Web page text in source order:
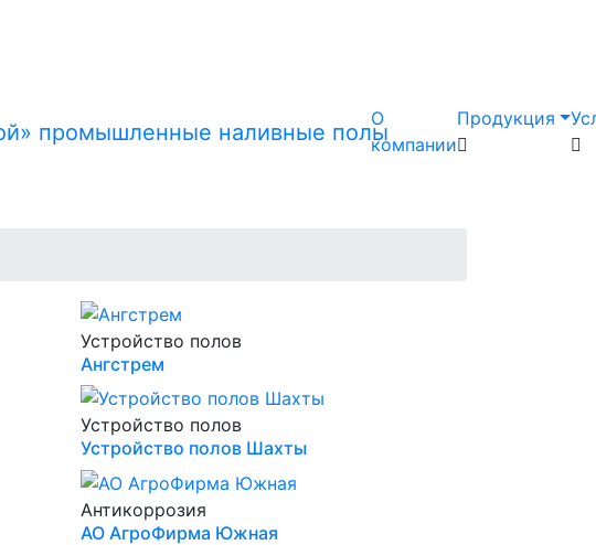
О
компании
Продукция
Устройство полов
Ангстрем
Устройство полов
Устройство полов Шахты
Антикоррозия
АО АгроФирма Южная